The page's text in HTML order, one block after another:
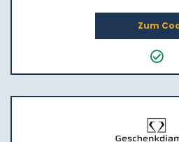
Zum